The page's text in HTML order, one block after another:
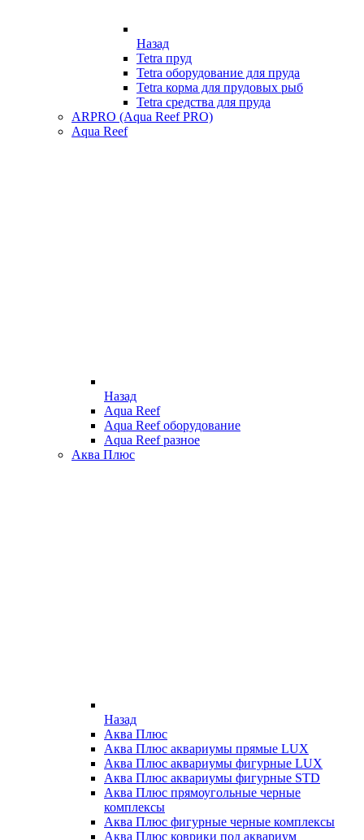
Назад
Tetra пруд
Tetra оборудование для пруда
Tetra корма для прудовых рыб
Tetra средства для пруда
ARPRO (Aqua Reef PRO)
Aqua Reef
Назад
Aqua Reef
Aqua Reef оборудование
Aqua Reef разное
Аква Плюс
Назад
Аква Плюс
Аква Плюс аквариумы прямые LUX
Аква Плюс аквариумы фигурные LUX
Аква Плюс аквариумы фигурные STD
Аква Плюс прямоугольные черные
комплексы
Аква Плюс фигурные черные комплексы
Аква Плюс коврики под аквариум